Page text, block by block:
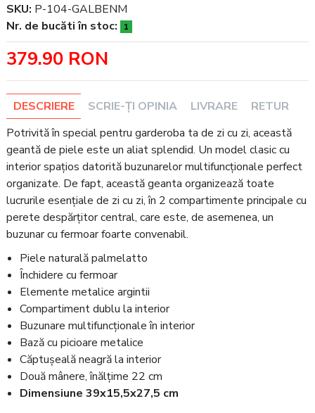
DESCRIERE SCRIE-ȚI OPINIA LIVRARE
RETUR
Potrivită în special pentru garderoba ta de zi cu zi, această
geantă de piele este un aliat splendid. Un model clasic cu
interior spațios datorită buzunarelor multifuncționale perfect
organizate. De fapt, această geanta organizează toate
lucrurile esențiale de zi cu zi, în 2 compartimente principale cu
perete despărțitor central, care este, de asemenea, un
buzunar cu fermoar foarte convenabil.
Piele naturală palmelatto
Închidere cu fermoar
Elemente metalice argintii
Compartiment dublu la interior
Buzunare multifuncționale în interior
Bază cu picioare metalice
Căptușeală neagră la interior
Două mânere, înălțime 22 cm
Dimensiune 39x15,5x27,5 cm
SKU: P-104-GALBENM
Nr. de bucăti în stoc:
1
379.90 RON